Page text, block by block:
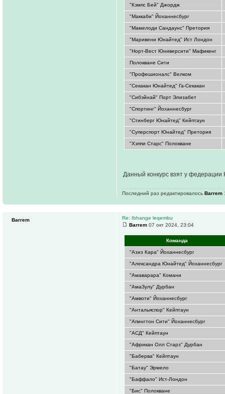
"Кэмпс Бей" Джордж
"Маккаби" Йоханнесбург
"Мамелоди Сандаунс" Претория
"Маривени Юнайтед" Ист Лондон
"Норт-Вест Юниверсити" Мафикенг
Полокване Сити
"Профешионалс" Велком
"Секакан Юнайтед" Га-Секакан
"Сибэйнай" Порт Элизабет
"Спортинг" Йоханнесбург
"Стинберг Юнайтед" Кейптаун
"Суперспорт Юнайтед" Претория
"Хэппи Старс" Полокване
Данный конкурс взят у
Последний раз редактировалось Barrem
Re: Ibhange leqembu
Barrem 07 окт 2024, 23:04
Команда
"Азиз Кара" Йоханнесбург
"Александра Юнайтед" Йоханнесбург
"Амаварара" Комани
"АмаЗулу" Дурбан
"Амвоти" Йоханнесбург
"Антальяспор" Кейптаун
"Апингтон Сити" Йоханнесбург
"АСД" Кейптаун
"Африкан Олл Старз" Дурбан
"Баберва" Кейптаун
"Батау" Эрмело
"Баффало" Ист-Лондон
"Бис" Полокване
Barrem